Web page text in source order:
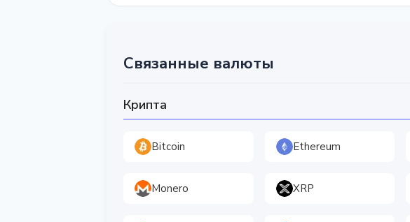
Связанные валюты
Крипта
Bitcoin Ethereum
Monero XRP